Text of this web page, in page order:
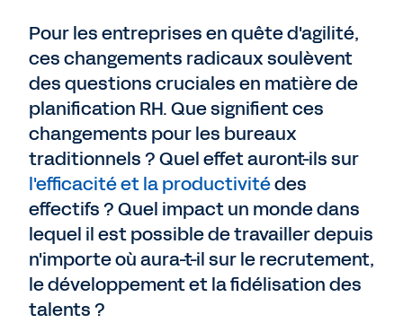
Pour les entreprises en quête d'agilité,
ces changements radicaux soulèvent
des questions cruciales en matière de
planification RH. Que signifient ces
changements pour les bureaux
traditionnels ? Quel effet auront-ils sur
l'efficacité et la productivitédes
effectifs ? Quel impact un monde dans
lequel il est possible de travailler depuis
n'importe où aura-t-il sur le recrutement,
le développement et la fidélisation des
talents ?